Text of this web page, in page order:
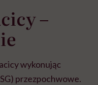
–
wykonując
przezpochwowe.